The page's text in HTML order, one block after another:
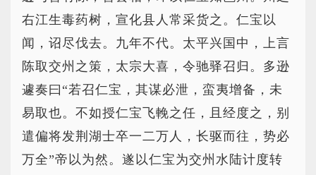
右江生毒药树，宣化县人常采货之。仁宝以
闻，诏尽伐去。九年不代。太平兴国中，上言
陈取交州之策，太宗大喜，令驰驿召归。多逊
遽奏曰“若召仁宝，其谋必泄，蛮夷增备，未
易取也。不如授仁宝飞輓之任，且经度之，别
遣偏将发荆湖士卒一二万人，长驱而往，势必
万全”帝以为然。遂以仁宝为交州水陆计度转